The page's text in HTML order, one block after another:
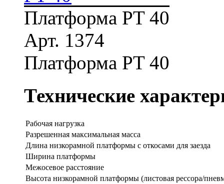
Платформа PT 40
Арт. 1374
Платформа PT 40
Технические
Рабочая нагрузка
Разрешенная максимальная масса
Длина низкорамной платформы с откосами для заезда
Ширина платформы
Межосевое расстояние
Высота низкорамной платформы (листовая рессора/